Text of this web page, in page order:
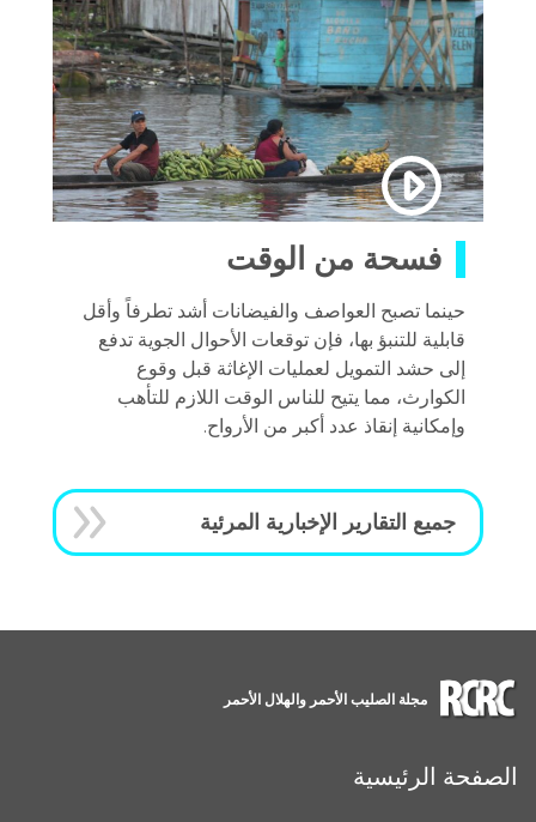
فسحة من الوقت
حينما تصبح العواصف والفيضانات أشد تطرفاً وأقل
قابلية للتنبؤ بها، فإن توقعات الأحوال الجوية تدفع
إلى حشد التمويل لعمليات الإغاثة قبل وقوع
الكوارث، مما يتيح للناس الوقت اللازم للتأهب
وإمكانية إنقاذ عدد أكبر من الأرواح.
جميع التقارير الإخبارية المرئية
مجلة الصليب الأحمر والهلال الأحمر
الصفحة الرئيسية